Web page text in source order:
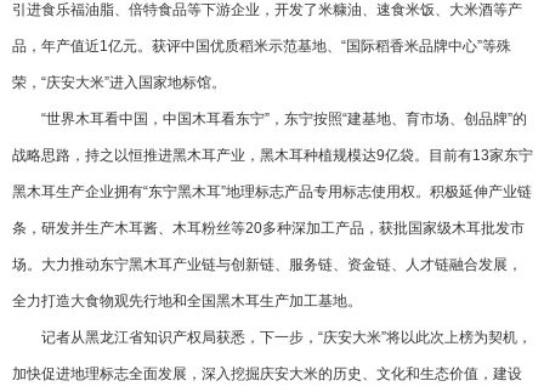
引进食乐福油脂、倍特食品等下游企业，开发了米糠油、速食米饭、大米酒等产
品，年产值近1亿元。获评中国优质稻米示范基地、“国际稻香米品牌中心”等殊
荣，“庆安大米”进入国家地标馆。
“世界木耳看中国，中国木耳看东宁”，东宁按照“建基地、育市场、创品牌”的
战略思路，持之以恒推进黑木耳产业，黑木耳种植规模达9亿袋。目前有13家东宁
黑木耳生产企业拥有“东宁黑木耳”地理标志产品专用标志使用权。积极延伸产业链
条，研发并生产木耳酱、木耳粉丝等20多种深加工产品，获批国家级木耳批发市
场。大力推动东宁黑木耳产业链与创新链、服务链、资金链、人才链融合发展，
全力打造大食物观先行地和全国黑木耳生产加工基地。
记者从黑龙江省知识产权局获悉，下一步，“庆安大米”将以此次上榜为契机，
加快促进地理标志全面发展，深入挖掘庆安大米的历史、文化和生态价值，建设